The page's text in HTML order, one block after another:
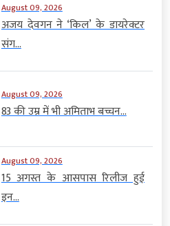
August 09, 2026
अजय देवगन ने ‘किल’ के डायरेक्टर
संग...
August 09, 2026
83 की उम्र में भी अमिताभ बच्चन...
August 09, 2026
15 अगस्त के आसपास रिलीज हुई
इन...